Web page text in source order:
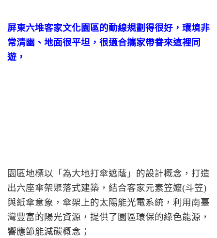
屏東六堆客家文化園區的動線規劃得很好，環境非
常清幽、地面很平坦，很適合攜家帶眷來這裡同
遊，
園區地標以「為大地打傘遮蔭」的設計概念，打造
出六座傘架聚落式建築，結合客家元素笠嬤(斗笠)
與紙傘意象，傘架上的太陽能光電系統，利用南臺
灣豐富的陽光資源，提供了園區環保的綠色能源，
響應節能減碳概念；